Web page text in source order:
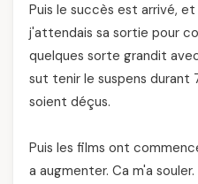
Puis le succès est arrivé,
j'attendais sa sortie pour
quelques sorte grandit
sut tenir le suspens durant
soient déçus.
Puis les films ont
a augmenter. Ca m'a